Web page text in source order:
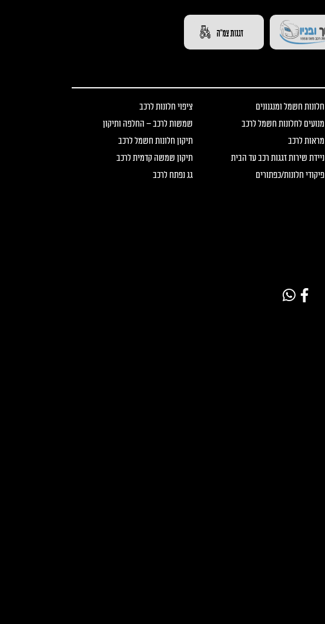
חלונות חשמל ומנגנונים
מנועים לחלונות חשמל לרכב
מראות לרכב
ניידת שירות זגגות רכב עד הבית
פיקודי חלונות/כפתורים
ציפוי חלונות לרכב
שמשות לרכב – החלפה ותיקון
תיקון חלונות חשמל לרכב
תיקון שמשה קדמית לרכב
גג נפתח לרכב